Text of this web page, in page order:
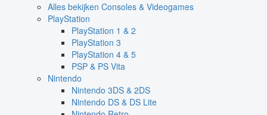
Alles bekijken Consoles & Videogames
PlayStation
PlayStation 1 & 2
PlayStation 3
PlayStation 4 & 5
PSP & PS Vita
Nintendo
Nintendo 3DS & 2DS
Nintendo DS & DS Lite